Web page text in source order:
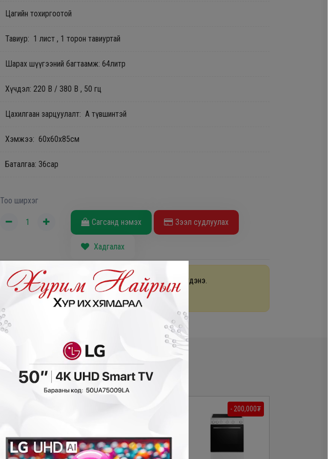
Цагийн тохиргоотой
Тавиур: 1 лист , 1 торон тавиуртай
Шарах шүүгээний багтаамж: 64литр
Хүчдэл: 220 В / 380 В , 50 гц
Цахилгаан зарцуулалт: А түвшинтэй
Хэмжээ: 60x60x85см
Баталгаа: 36сар
Тоо ширхэг
Сагсанд нэмэх Зээл судлуулах
Хадгалах
Таны сонгосон бараа 48 цагийн дотор хүргэгдэнэ.
Хүргэлтийн бүс харах
- 200,000₮